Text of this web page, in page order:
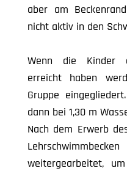
aber am
nicht aktiv in den
Wenn die Kinder
erreicht haben
Gruppe
dann bei 1,30 m
Nach dem Erwerb
weitergearbeitet,